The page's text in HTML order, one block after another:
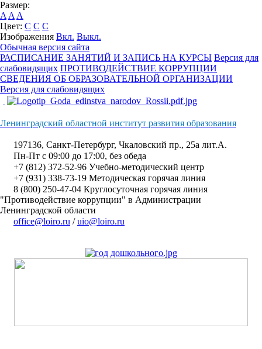
Размер:
A A A
Цвет: C C C
Изображения Вкл. Выкл.
Обычная версия сайта
РАСПИСАНИЕ ЗАНЯТИЙ И ЗАПИСЬ НА КУРСЫ Версия для
слабовидящих ПРОТИВОДЕЙСТВИЕ КОРРУПЦИИ
СВЕДЕНИЯ ОБ ОБРАЗОВАТЕЛЬНОЙ ОРГАНИЗАЦИИ
Версия для слабовидящих
Ленинградский областной институт развития образования
197136, Санкт-Петербург, Чкаловский пр., 25а лит.А.
Пн-Пт с 09:00 до 17:00, без обеда
+7 (812) 372-52-96 Учебно-методический центр
+7 (931) 338-73-19 Методическая горячая линия
8 (800) 250-47-04 Круглосуточная горячая линия
"Противодействие коррупции" в Администрации
Ленинградской области
office@loiro.ru /uio@loiro.ru